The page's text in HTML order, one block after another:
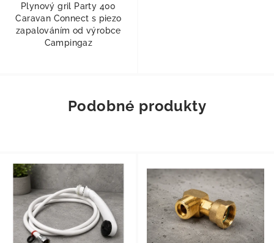
Plynový gril Party 400
Caravan Connect s piezo
zapalováním od výrobce
Campingaz
Podobné produkty